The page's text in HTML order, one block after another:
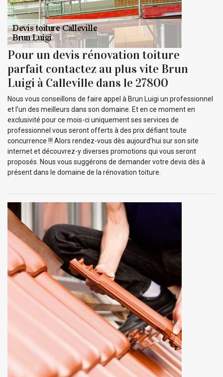
Pour un devis rénovation toiture
parfait contactez au plus vite Brun
Luigi à Calleville dans le 27800
Nous vous conseillons de faire appel à Brun Luigi un professionnel
et l’un des meilleurs dans son domaine. Et en ce moment en
exclusivité pour ce mois-ci uniquement ses services de
professionnel vous seront offerts à des prix défiant toute
concurrence !!! Alors rendez-vous dès aujourd’hui sur son site
internet et découvrez-y diverses promotions qui vous seront
proposés. Nous vous suggérons de demander votre devis dès à
présent dans le domaine de la rénovation toiture.